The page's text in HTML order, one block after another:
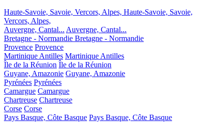
Haute-Savoie, Savoie, Vercors, Alpes, Haute-Savoie, Savoie,
Vercors, Alpes,
Auvergne, Cantal... Auvergne, Cantal...
Bretagne - Normandie Bretagne - Normandie
Provence Provence
Martinique Antilles Martinique Antilles
Île de la Réunion Île de la Réunion
Guyane, Amazonie Guyane, Amazonie
Pyrénées Pyrénées
Camargue Camargue
Chartreuse Chartreuse
Corse Corse
Pays Basque, Côte Basque Pays Basque, Côte Basque